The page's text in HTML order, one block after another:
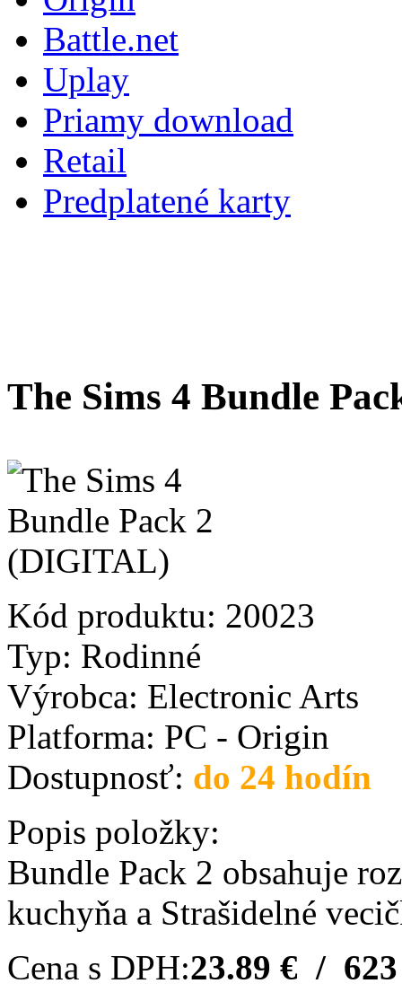
Battle.net
Uplay
Priamy download
Retail
Predplatené karty
The Sims 4 Bundle
Kód produktu: 20023
Typ: Rodinné
Výrobca: Electronic Arts
Platforma: PC - Origin
Dostupnosť: do 24 hodín
Popis položky:
Bundle Pack 2 obsahuje
kuchyňa a Strašidelné
Cena s DPH:23.89 € /